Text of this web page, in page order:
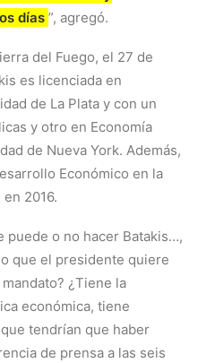
días ”, agregó.
del Fuego, el 27 de
es licenciada en
de La Plata y con un
y otro en Economía
de Nueva York. Además,
Económico en la
2016.
puede o no hacer Batakis…,
que el presidente quiere
¿Tiene la
económica, tiene
tendrían que haber
de prensa a las seis